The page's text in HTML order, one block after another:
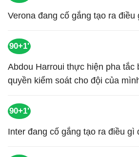
Verona đang cố gắng tạo ra điều
90+1'
Abdou Harroui thực hiện pha tắc
quyền kiểm soát cho đội của
90+1'
Inter đang cố gắng tạo ra điều gì